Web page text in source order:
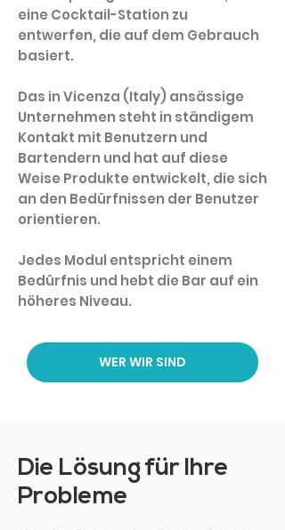
eine Cocktail-Station zu
entwerfen, die auf dem Gebrauch
basiert.
Das in Vicenza (Italy) ansässige
Unternehmen steht in ständigem
Kontakt mit Benutzern und
Bartendern und hat auf diese
Weise Produkte entwickelt, die sich
an den Bedürfnissen der Benutzer
orientieren.
Jedes Modul entspricht einem
Bedürfnis und hebt die Bar auf ein
höheres Niveau.
WER WIR SIND
Die Lösung für Ihre
Probleme